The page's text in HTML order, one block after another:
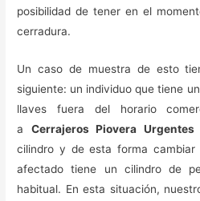
posibilidad de tener en el
cerradura.
Un caso de muestra de esto
siguiente: un individuo que tiene
llaves fuera del horario
a Cerrajeros Piovera Urgentes
cilindro y de esta forma
afectado tiene un cilindro de
habitual. En esta situación,